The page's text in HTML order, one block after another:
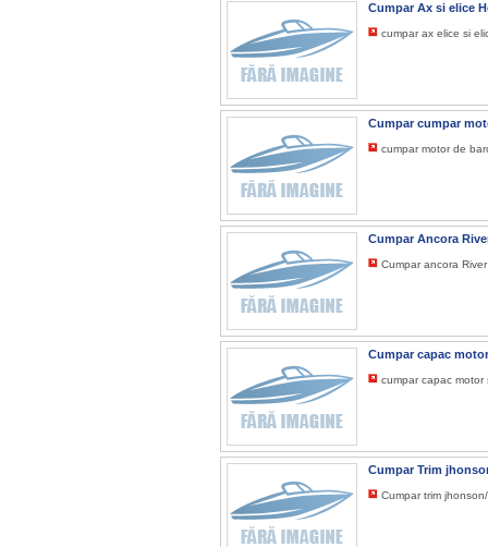
Cumpar Ax si elice
cumpar ax elice si
Cumpar cumpar
cumpar motor de
Cumpar Ancora
Cumpar ancora
Cumpar capac
cumpar capac
Cumpar Trim
Cumpar trim